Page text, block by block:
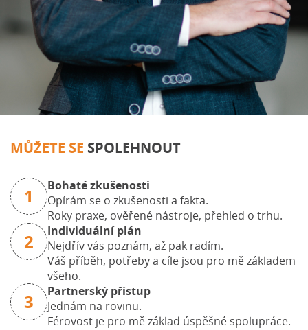
MŮŽETE SE SPOLEHNOUT
1
Bohaté zkušenosti
Opírám se o zkušenosti a fakta.
Roky praxe, ověřené nástroje, přehled o trhu.
2
Individuální plán
Nejdřív vás poznám, až pak radím.
Váš příběh, potřeby a cíle jsou pro mě základem
všeho.
3
Partnerský přístup
Jednám na rovinu.
Férovost je pro mě základ úspěšné spolupráce.